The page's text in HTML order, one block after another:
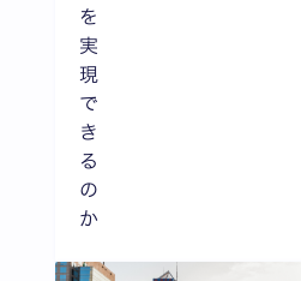
を
実
現
で
き
る
の
か